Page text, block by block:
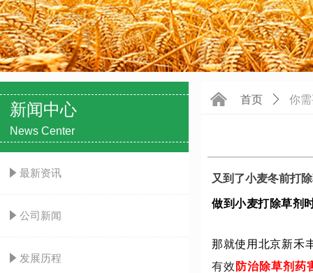
新闻中心
News Center
념 最新资讯
념 公司新闻
념 发展历程
낀 首页 ꄲ 你
又到了小麦冬前打
做到小麦打除草剂
那就使用北京新禾
有效 防治除草剂药